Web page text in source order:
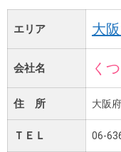
エリア 大
会社名 く
住 所 大阪
ＴＥＬ 06-